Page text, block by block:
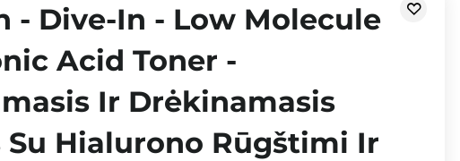
- Dive-In - Low Molecule
Acid Toner -
Ir Drėkinamasis
Su Hialurono Rūgštimi Ir